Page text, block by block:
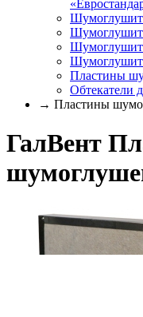
Пластины
Обтекатели
→ Пластины
ГалВент